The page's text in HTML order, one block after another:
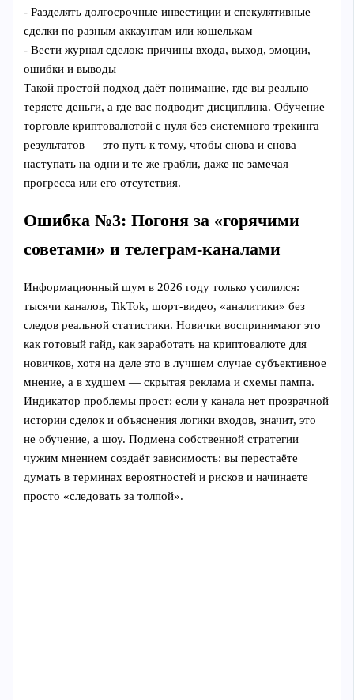
- Разделять долгосрочные инвестиции и спекулятивные
сделки по разным аккаунтам или кошелькам
- Вести журнал сделок: причины входа, выход, эмоции,
ошибки и выводы
Такой простой подход даёт понимание, где вы реально
теряете деньги, а где вас подводит дисциплина. Обучение
торговле криптовалютой с нуля без системного трекинга
результатов — это путь к тому, чтобы снова и снова
наступать на одни и те же грабли, даже не замечая
прогресса или его отсутствия.
Ошибка №3: Погоня за «горячими
советами» и телеграм-каналами
Информационный шум в 2026 году только усилился:
тысячи каналов, TikTok, шорт‑видео, «аналитики» без
следов реальной статистики. Новички воспринимают это
как готовый гайд, как заработать на криптовалюте для
новичков, хотя на деле это в лучшем случае субъективное
мнение, а в худшем — скрытая реклама и схемы пампа.
Индикатор проблемы прост: если у канала нет прозрачной
истории сделок и объяснения логики входов, значит, это
не обучение, а шоу. Подмена собственной стратегии
чужим мнением создаёт зависимость: вы перестаёте
думать в терминах вероятностей и рисков и начинаете
просто «следовать за толпой».